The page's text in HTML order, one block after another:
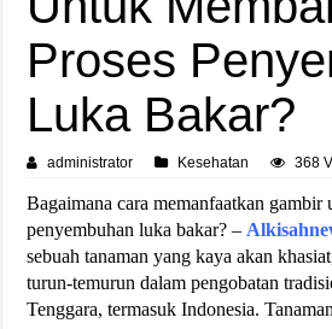
Proses
Luka Bakar?
administrator Kesehatan 368
Bagaimana cara memanfaatkan gambir
penyembuhan luka bakar? –
sebuah tanaman yang kaya akan
turun-temurun dalam pengobatan
Tenggara, termasuk Indonesia.